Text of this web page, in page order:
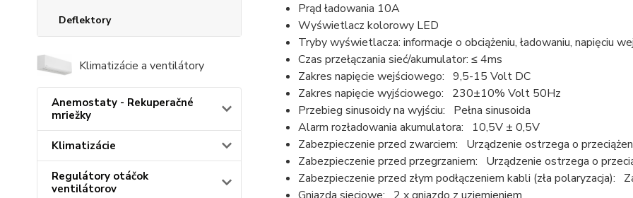
Deflektory
Klimatizácie a ventilátory
Anemostaty - Rekuperačné
mriežky
Klimatizácie
Regulátory otáčok
ventilátorov
Prąd ładowania 10A
Wyświetlacz kolorowy LED
Tryby wyświetlacza: informacje o obciążeniu, ładowaniu, napięciu
Czas przełączania sieć/akumulator: ≤ 4ms
Zakres napięcie wejściowego: 9,5-15 Volt DC
Zakres napięcie wyjściowego: 230±10% Volt 50Hz
Przebieg sinusoidy na wyjściu: Pełna sinusoida
Alarm rozładowania akumulatora: 10,5V ± 0,5V
Zabezpieczenie przed zwarciem: Urządzenie ostrzega o
Zabezpieczenie przed przegrzaniem: Urządzenie ostrzega o
Zabezpieczenie przed złym podłączeniem kabli (zła polaryzacja):